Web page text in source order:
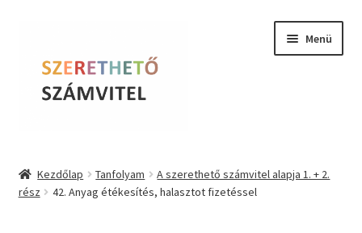
navigációhoz
tartalomba
Menü
Online kurzusok
Kezdőlap Tanfolyam
A szerethető számvitel alapja 1. + 2.
rész
42. Anyag étékesítés, halasztot fizetéssel